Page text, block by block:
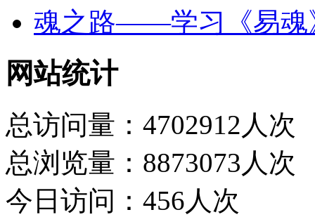
魂之路——学习《易
网站统计
总访问量：4702912人次
总浏览量：8873073人次
今日访问：456人次